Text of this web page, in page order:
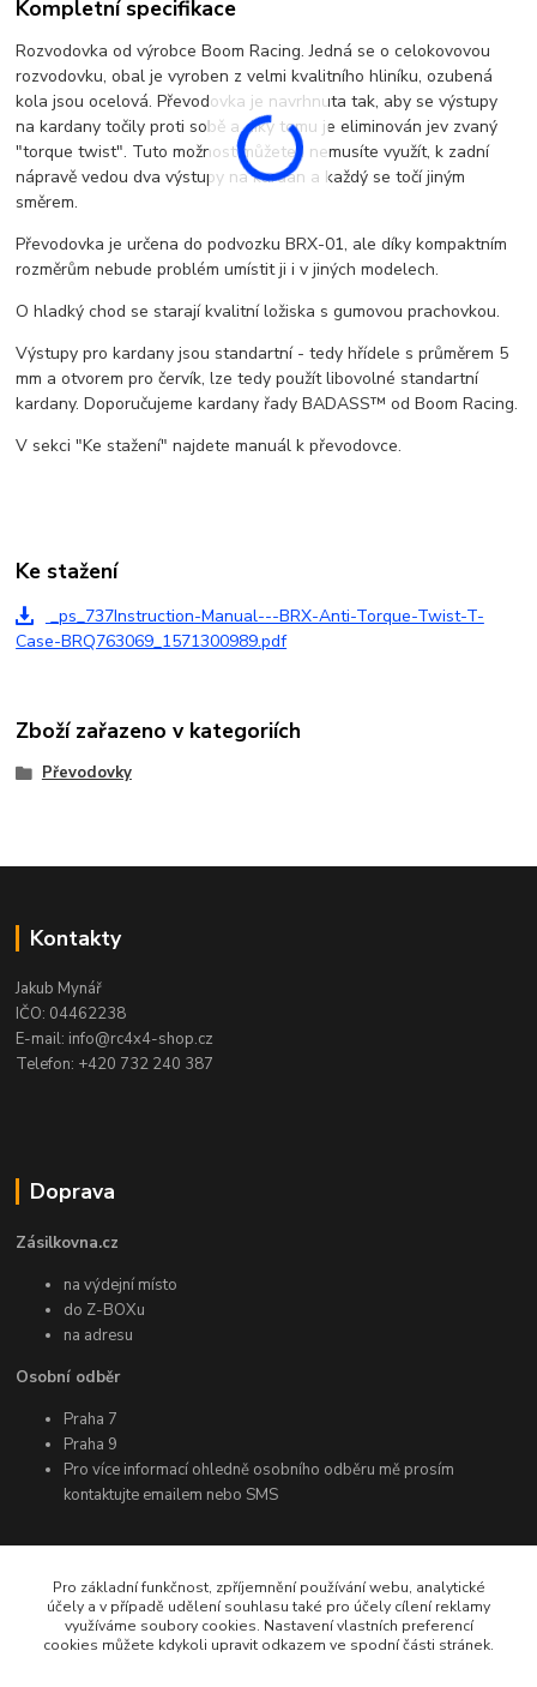
Kompletní specifikace
Rozvodovka od výrobce Boom Racing. Jedná se o celokovovou
rozvodovku, obal je vyroben z velmi kvalitního hliníku, ozubená
kola jsou ocelová. Převodovka je navrhnuta tak, aby se výstupy
na kardany točily proti sobě a díky tomu je eliminován jev zvaný
"torque twist". Tuto možnost můžete i nemusíte využít, k zadní
nápravě vedou dva výstupy na kardan a každý se točí jiným
směrem.
Převodovka je určena do podvozku BRX-01, ale díky kompaktním
rozměrům nebude problém umístit ji i v jiných modelech.
O hladký chod se starají kvalitní ložiska s gumovou prachovkou.
Výstupy pro kardany jsou standartní - tedy hřídele s průměrem 5
mm a otvorem pro červík, lze tedy použít libovolné standartní
kardany. Doporučujeme kardany řady BADASS™ od Boom Racing.
V sekci "Ke stažení" najdete manuál k převodovce.
Ke stažení
_ps_737Instruction-Manual---BRX-Anti-Torque-Twist-T-
Case-BRQ763069_1571300989.pdf
Zboží zařazeno v kategoriích
Převodovky
Kontakty
Jakub Mynář
IČO: 04462238
E-mail: info@rc4x4-shop.cz
Telefon: +420 732 240 387
Doprava
Zásilkovna.cz
na výdejní místo
do Z-BOXu
na adresu
Osobní odběr
Praha 7
Praha 9
Pro více informací ohledně osobního odběru mě prosím
kontaktujte emailem nebo SMS
Další informace
Facebook
Instagram
Pro základní funkčnost, zpříjemnění používání webu, analytické
účely a v případě udělení souhlasu také pro účely cílení reklamy
využíváme soubory cookies. Nastavení vlastních preferencí
cookies můžete kdykoli upravit odkazem ve spodní části stránek.